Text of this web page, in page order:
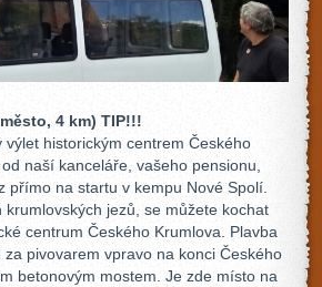
4 km) TIP!!!
výlet historickým centrem Českého
naší kanceláře, vašeho pensionu,
přímo na startu v kempu Nové Spolí.
krumlovských jezů, se můžete kochat
centrum Českého Krumlova. Plavba
pivovarem vpravo na konci Českého
betonovým mostem. Je zde místo na